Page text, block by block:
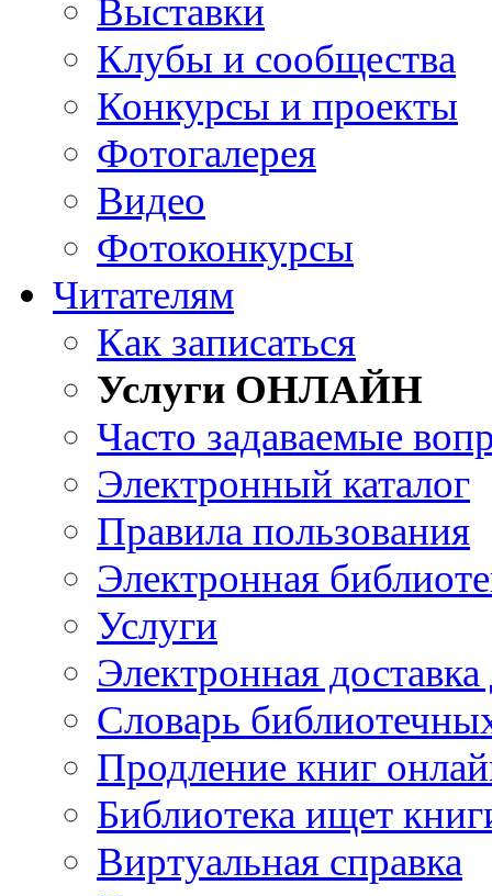
Выставки
Клубы и сообщества
Конкурсы и проекты
Фотогалерея
Видео
Фотоконкурсы
Читателям
Как записаться
Услуги ОНЛАЙН
Часто задаваемые
Электронный каталог
Правила пользования
Электронная
Услуги
Электронная
Словарь
Продление книг
Библиотека ищет
Виртуальная справка